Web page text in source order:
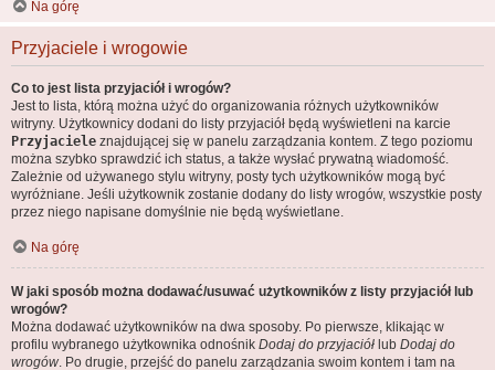
Na górę
Przyjaciele i wrogowie
Co to jest lista przyjaciół i wrogów?
Jest to lista, którą można użyć do organizowania różnych użytkowników
witryny. Użytkownicy dodani do listy przyjaciół będą wyświetleni na karcie
Przyjaciele znajdującej się w panelu zarządzania kontem. Z tego poziomu
można szybko sprawdzić ich status, a także wysłać prywatną wiadomość.
Zależnie od używanego stylu witryny, posty tych użytkowników mogą być
wyróżniane. Jeśli użytkownik zostanie dodany do listy wrogów, wszystkie posty
przez niego napisane domyślnie nie będą wyświetlane.
Na górę
W jaki sposób można dodawać/usuwać użytkowników z listy przyjaciół lub
wrogów?
Można dodawać użytkowników na dwa sposoby. Po pierwsze, klikając w
profilu wybranego użytkownika odnośnik Dodaj do przyjaciół lub Dodaj do
wrogów. Po drugie, przejść do panelu zarządzania swoim kontem i tam na